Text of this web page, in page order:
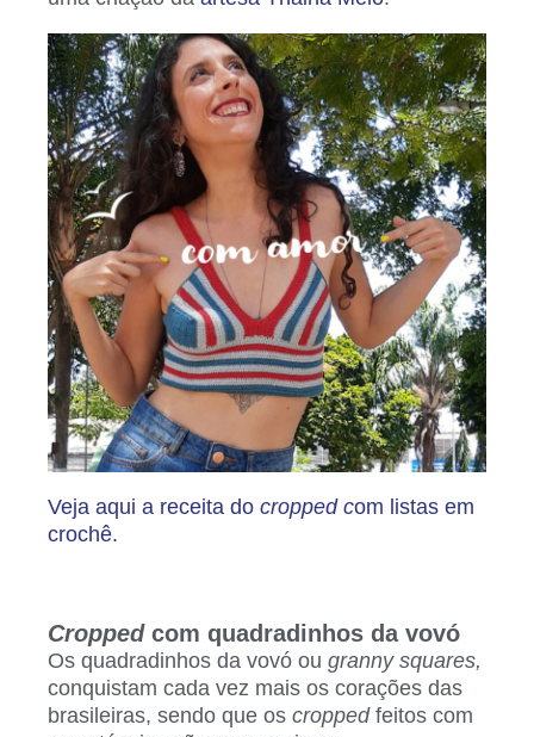
Veja aqui a receita do cropped com listas em
crochê.
Cropped com quadradinhos da vovó
Os quadradinhos da vovó ou granny squares,
conquistam cada vez mais os corações das
brasileiras, sendo que os cropped feitos com